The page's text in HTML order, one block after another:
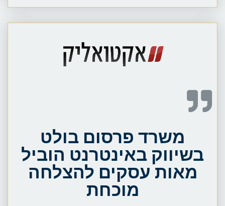
משרד פרסום בולט
בשיווק באינטרנט הוביל
מאות עסקים להצלחה
מוכחת